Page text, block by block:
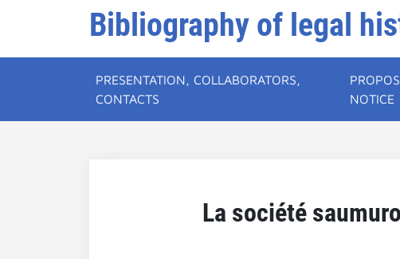
Bibliography of legal
PRESENTATION, COLLABORATORS,
CONTACTS
NOTICE
La société